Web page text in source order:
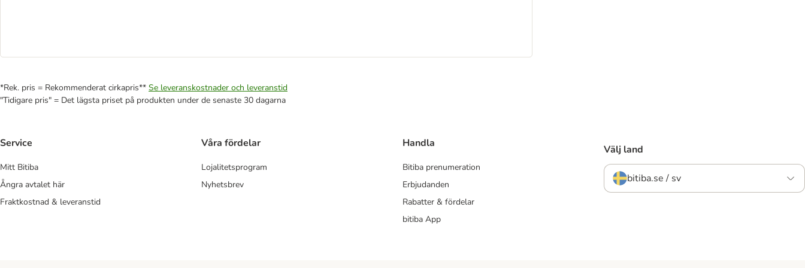
*Rek. pris = Rekommenderat cirkapris** Se leveranskostnader och leveranstid
"Tidigare pris" = Det lägsta priset på produkten under de senaste 30 dagarna
Service
Mitt Bitiba
Ångra avtalet här
Fraktkostnad & leveranstid
Våra fördelar
Lojalitetsprogram
Nyhetsbrev
Handla
Bitiba prenumeration
Erbjudanden
Rabatter & fördelar
bitiba App
Välj land
bitiba.se / sv